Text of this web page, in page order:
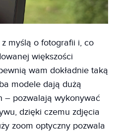
myślą o fotografii i, co
większości
wam dokładnie taką
modele dają dużą
– pozwalają wykonywać
dzięki czemu zdjęcia
zoom optyczny pozwala